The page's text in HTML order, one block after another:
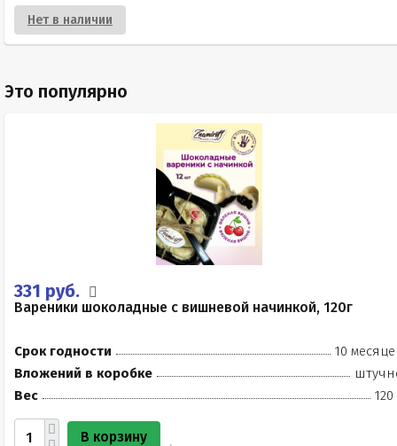
Нет в наличии
Это популярно
331 руб.
Вареники шоколадные с вишневой начинкой, 120г
Срок годности
10
Вложений в коробке
Вес
120
В корзину